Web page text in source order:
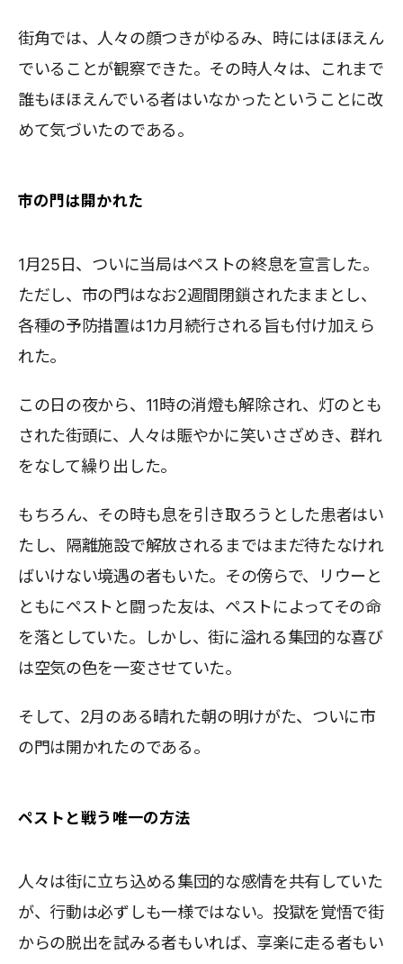
街角では、人々の顔つきがゆるみ、時にはほほえん
でいることが観察できた。その時人々は、これまで
誰もほほえんでいる者はいなかったということに改
めて気づいたのである。
市の門は開かれた
1月25日、ついに当局はペストの終息を宣言した。
ただし、市の門はなお2週間閉鎖されたままとし、
各種の予防措置は1カ月続行される旨も付け加えら
れた。
この日の夜から、11時の消燈も解除され、灯のとも
された街頭に、人々は賑やかに笑いさざめき、群れ
をなして繰り出した。
もちろん、その時も息を引き取ろうとした患者はい
たし、隔離施設で解放されるまではまだ待たなけれ
ばいけない境遇の者もいた。その傍らで、リウーと
ともにペストと闘った友は、ペストによってその命
を落としていた。しかし、街に溢れる集団的な喜び
は空気の色を一変させていた。
そして、2月のある晴れた朝の明けがた、ついに市
の門は開かれたのである。
ペストと戦う唯一の方法
人々は街に立ち込める集団的な感情を共有していた
が、行動は必ずしも一様ではない。投獄を覚悟で街
からの脱出を試みる者もいれば、享楽に走る者もい